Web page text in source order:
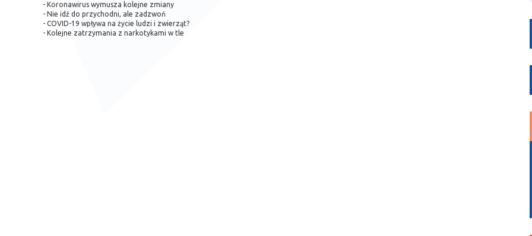
- Koronawirus wymusza kolejne zmiany
- Nie idź do przychodni, ale zadzwoń
- COVID-19 wpływa na życie ludzi i zwierząt?
- Kolejne zatrzymania z narkotykami w tle